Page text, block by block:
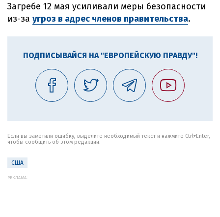
Загребе 12 мая усиливали меры безопасности
из-за угроз в адрес членов правительства.
ПОДПИСЫВАЙСЯ НА "ЕВРОПЕЙСКУЮ ПРАВДУ"!
Если вы заметили ошибку, выделите необходимый текст и нажмите Ctrl+Enter,
чтобы сообщить об этом редакции.
США
РЕКЛАМА: